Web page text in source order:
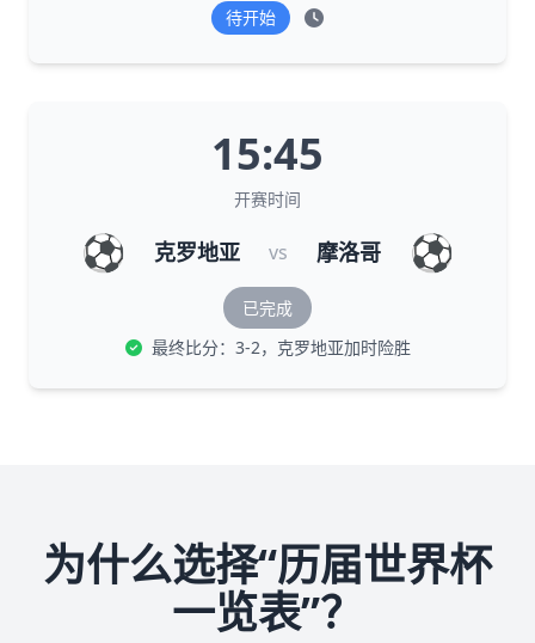
待开始
15:45
开赛时间
⚽ 克罗地亚 vs 摩洛哥 ⚽
已完成
最终比分：3-2，克罗地亚加时险胜
为什么选择“历届世界杯
一览表”？